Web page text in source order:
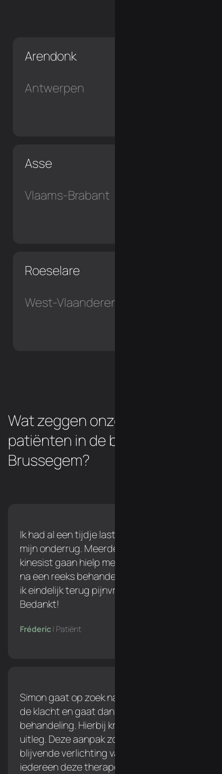
Arendonk
Antwerpen
Asse
Vlaams-Brabant
Roeselare
West-Vlaanderen
Wat zeggen onze chiropraxie
patiënten in de buurt van
Brussegem?
Ik had al een tijdje last tijdens het lopen in
mijn onderrug. Meerdere keren naar een
kinesist gaan hielp me niet verder, maar
na een reeks behandelingen bij Simon ben
ik eindelijk terug pijnvrij tijdens het lopen!
Bedankt!
Fréderic| Patiënt
Simon gaat op zoek naar de oorzaak van
de klacht en gaat dan pas over naar een
behandeling. Hierbij krijg je een duidelijke
uitleg. Deze aanpak zorgt voor een
blijvende verlichting van de klacht. Ik zou
iedereen deze therapeut aanraden!